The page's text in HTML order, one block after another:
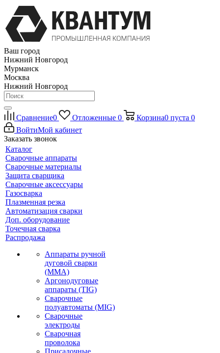
Ваш город
Нижний Новгород
Мурманск
Москва
Нижний Новгород
Сравнение0 Отложенные 0 Корзина0 пуста 0
ВойтиМой кабинет
Заказать звонок
Каталог
Сварочные аппараты
Сварочные материалы
Защита сварщика
Сварочные аксессуары
Газосварка
Плазменная резка
Автоматизация сварки
Доп. оборудование
Точечная сварка
Распродажа
Аппараты ручной
дуговой сварки
(MMA)
Аргонодуговые
аппараты (TIG)
Сварочные
полуавтоматы (MIG)
Сварочные
электроды
Сварочная
проволока
Присадочные